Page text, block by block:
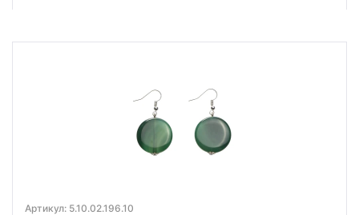
Артикул: 5.10.02.196.10